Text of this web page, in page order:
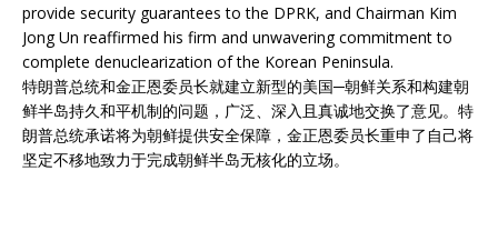
provide security guarantees to the DPRK, and Chairman Kim
Jong Un reaffirmed his firm and unwavering commitment to
complete denuclearization of the Korean Peninsula.
特朗普总统和金正恩委员长就建立新型的美国─朝鲜关系和构建朝
鲜半岛持久和平机制的问题，广泛、深入且真诚地交换了意见。特
朗普总统承诺将为朝鲜提供安全保障，金正恩委员长重申了自己将
坚定不移地致力于完成朝鲜半岛无核化的立场。